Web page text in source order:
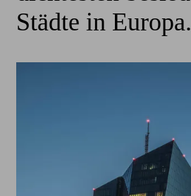
Städte in Europa.